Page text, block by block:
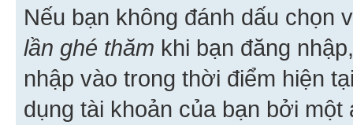
Nếu bạn không đánh dấu chọn
lần ghé thăm khi bạn đăng
nhập vào trong thời điểm hiện
dụng tài khoản của bạn bởi